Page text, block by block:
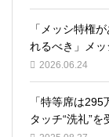
「メッシ特権
れるべき」メッ
2026.06.24
「特等席は
タッチ“洗礼”